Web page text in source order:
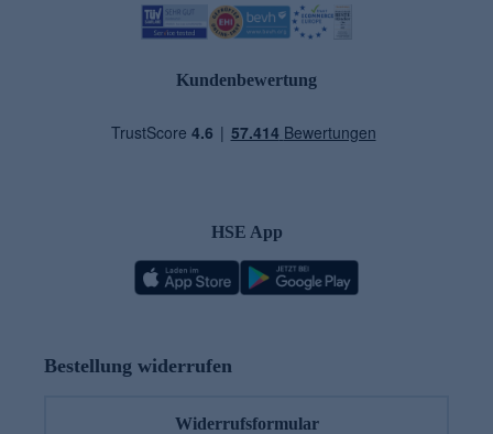
Kundenbewertung
HSE App
Bestellung widerrufen
Widerrufsformular